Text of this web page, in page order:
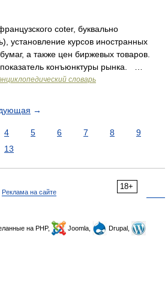
coter, буквально
установление курсов иностранных
а также цен биржевых товаров.
конъюнктуры рынка. …
словарь
→
4 5 6 7 8
9
13
18+
Реклама на сайте
на PHP, Joomla,
Drupal,